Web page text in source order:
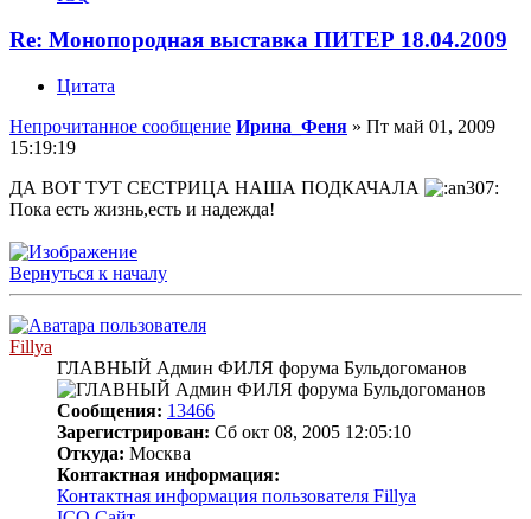
Re: Монопородная выставка ПИТЕР 18.04.2009
Цитата
Непрочитанное сообщение Ирина_Феня » Пт май 01, 2009
15:19:19
ДА ВОТ ТУТ СЕСТРИЦА НАША ПОДКАЧАЛА
Пока есть жизнь,есть и надежда!
Вернуться к началу
Fillya
ГЛАВНЫЙ Админ ФИЛЯ форума Бульдогоманов
Сообщения: 13466
Зарегистрирован: Сб окт 08, 2005 12:05:10
Откуда: Москва
Контактная информация:
Контактная информация пользователя Fillya